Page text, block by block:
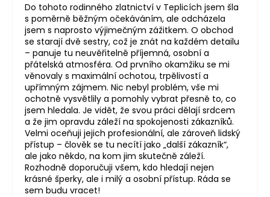
Do tohoto rodinného zlatnictví v Teplicích jsem šla
s poměrně běžným očekáváním, ale odcházela
jsem s naprosto výjimečným zážitkem. O obchod
se starají dvě sestry, což je znát na každém detailu
– panuje tu neuvěřitelně příjemná, osobní a
přátelská atmosféra. Od prvního okamžiku se mi
věnovaly s maximální ochotou, trpělivostí a
upřímným zájmem. Nic nebyl problém, vše mi
ochotně vysvětlily a pomohly vybrat přesně to, co
jsem hledala. Je vidět, že svou práci dělají srdcem
a že jim opravdu záleží na spokojenosti zákazníků.
Velmi oceňuji jejich profesionální, ale zároveň lidský
přístup – člověk se tu necítí jako „další zákazník“,
ale jako někdo, na kom jim skutečně záleží.
Rozhodně doporučuji všem, kdo hledají nejen
krásné šperky, ale i milý a osobní přístup. Ráda se
sem budu vracet!